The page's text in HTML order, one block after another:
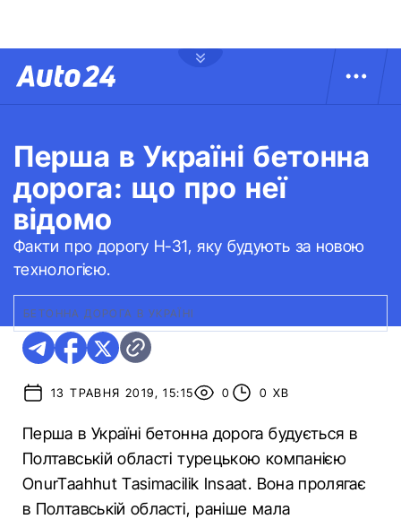
Перша в Україні бетонна
дорога: що про неї
відомо
Факти про дорогу Н-31, яку будують за новою
технологією.
БЕТОННА ДОРОГА В УКРАЇНІ
13 ТРАВНЯ 2019, 15:15 0 0 ХВ
Перша в Україні бетонна дорога будується в
Полтавській області турецькою компанією
OnurTaahhut Tasimacilik Insaat. Вона пролягає
в Полтавській області, раніше мала